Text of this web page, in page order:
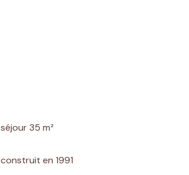
séjour 35 m²
construit en 1991